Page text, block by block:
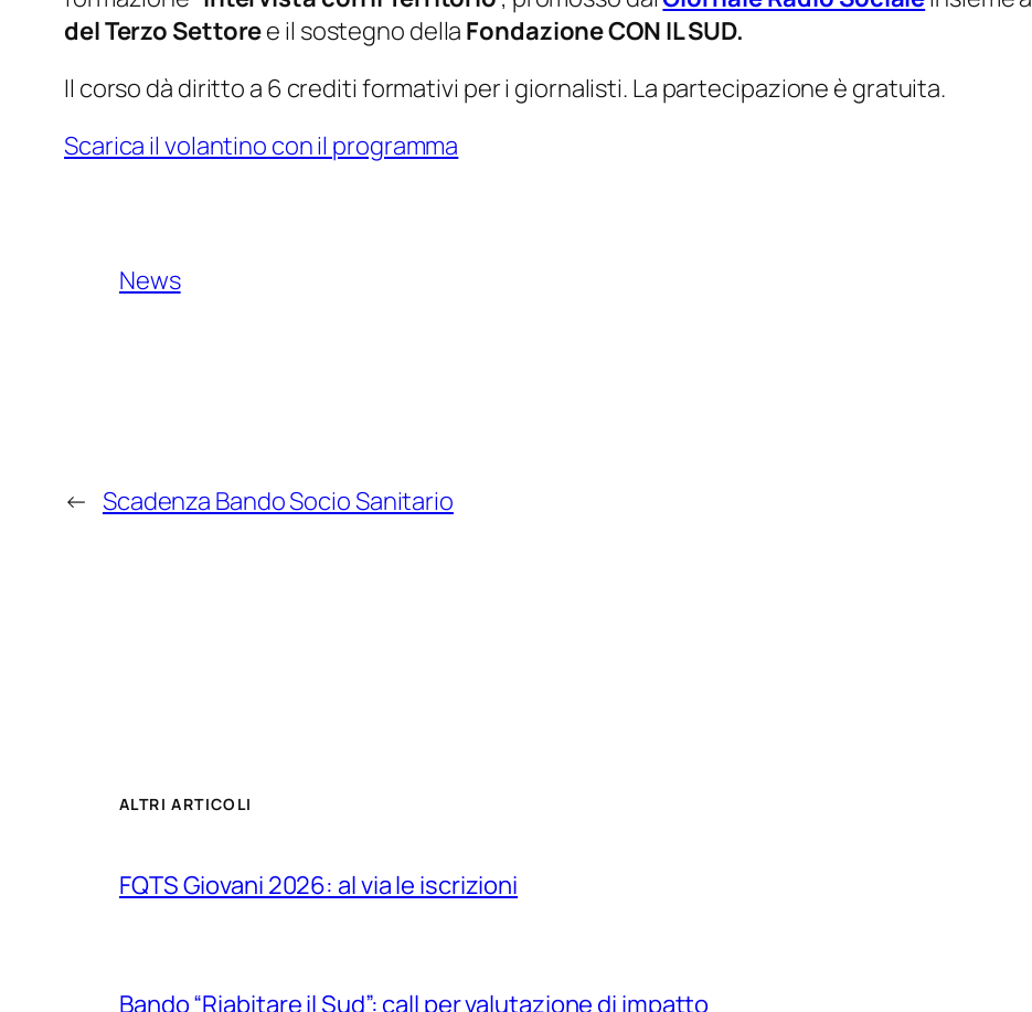
del Terzo Settoree il sostegno della Fondazione CON IL SUD.
Il corso dà diritto a 6 crediti formativi per i giornalisti. La partecipazione è gratuita.
Scarica il volantino con il programma
News
← Scadenza Bando Socio Sanitario
ALTRI ARTICOLI
FQTS Giovani 2026: al via le iscrizioni
Bando “Riabitare il Sud”: call per valutazione di impatto